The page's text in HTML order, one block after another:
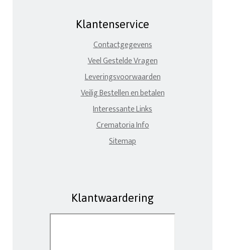
Klantenservice
Contactgegevens
Veel Gestelde Vragen
Leveringsvoorwaarden
Veilig Bestellen en betalen
Interessante Links
Crematoria Info
Sitemap
Klantwaardering